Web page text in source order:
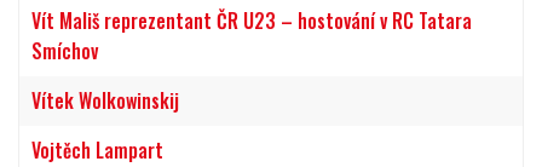
Vít Mališ reprezentant ČR U23 – hostování v RC Tatara
Smíchov
Vítek Wolkowinskij
Vojtěch Lampart